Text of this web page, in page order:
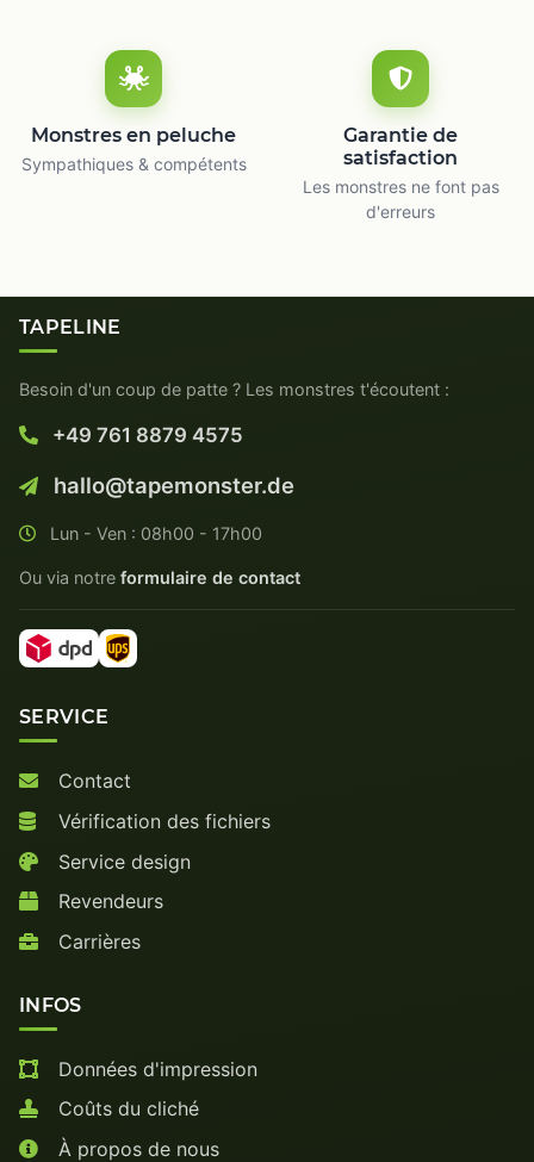
Monstres en peluche
Sympathiques & compétents
Garantie de
satisfaction
Les monstres ne font pas
d'erreurs
TAPELINE
Besoin d'un coup de patte ? Les monstres t'écoutent :
+49 761 8879 4575
hallo@tapemonster.de
Lun - Ven : 08h00 - 17h00
Ou via notre formulaire de contact
SERVICE
Contact
Vérification des fichiers
Service design
Revendeurs
Carrières
INFOS
Données d'impression
Coûts du cliché
À propos de nous